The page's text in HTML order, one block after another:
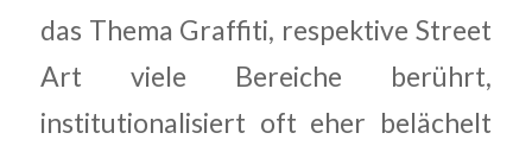
das Thema Graffiti, respektive Street
Art viele Bereiche berührt,
institutionalisiert oft eher belächelt